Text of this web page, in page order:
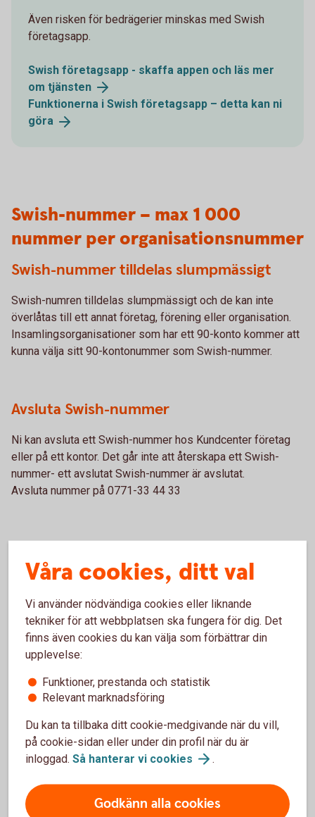
Även risken för bedrägerier minskas med Swish
företagsapp.
Swish företagsapp - skaffa appen och läs mer
om tjänsten
Funktionerna i Swish företagsapp – detta kan ni
göra
Swish-nummer – max 1 000
nummer per organisationsnummer
Swish-nummer tilldelas slumpmässigt
Swish-numren tilldelas slumpmässigt och de kan inte
överlåtas till ett annat företag, förening eller organisation.
Insamlingsorganisationer som har ett 90-konto kommer att
kunna välja sitt 90-kontonummer som Swish-nummer.
Avsluta Swish-nummer
Ni kan avsluta ett Swish-nummer hos Kundcenter företag
eller på ett kontor. Det går inte att återskapa ett Swish-
nummer- ett avslutat Swish-nummer är avslutat.
Avsluta nummer på 0771-33 44 33
Swish Företag – vanliga frågor och
Kom igång
Var kan vi beställa Swish Företag?
Vad behöver jag för behörighet för att beställa
Swish Företag?
inte är ansluten som administratör
Våra cookies, ditt val
Vi använder nödvändiga cookies eller liknande
tekniker för att webbplatsen ska fungera för dig. Det
finns även cookies du kan välja som förbättrar din
upplevelse:
Funktioner, prestanda och statistik
Relevant marknadsföring
Du kan ta tillbaka ditt cookie-medgivande när du vill,
på cookie-sidan eller under din profil när du är
inloggad. Så hanterar vi cookies .
Godkänn alla cookies